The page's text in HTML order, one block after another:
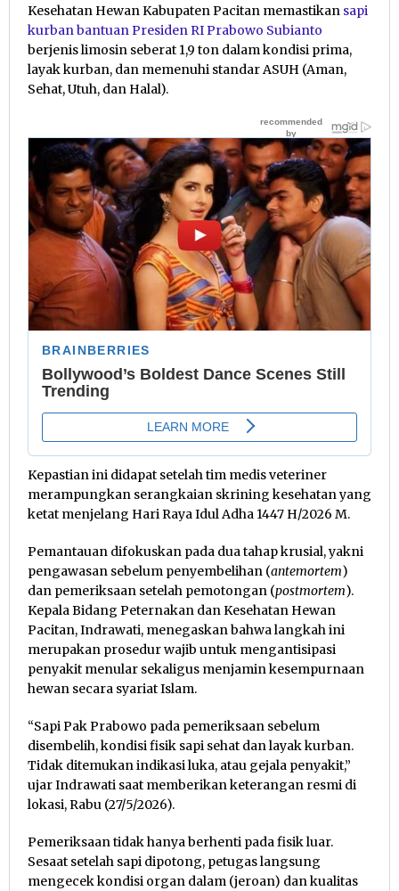
Kesehatan Hewan Kabupaten Pacitan memastikan sapi
kurban bantuan Presiden RI Prabowo Subianto
berjenis limosin seberat 1,9 ton dalam kondisi prima,
layak kurban, dan memenuhi standar ASUH (Aman,
Sehat, Utuh, dan Halal).
Kepastian ini didapat setelah tim medis veteriner
merampungkan serangkaian skrining kesehatan yang
ketat menjelang Hari Raya Idul Adha 1447 H/2026 M.
Pemantauan difokuskan pada dua tahap krusial, yakni
pengawasan sebelum penyembelihan (antemortem)
dan pemeriksaan setelah pemotongan (postmortem).
Kepala Bidang Peternakan dan Kesehatan Hewan
Pacitan, Indrawati, menegaskan bahwa langkah ini
merupakan prosedur wajib untuk mengantisipasi
penyakit menular sekaligus menjamin kesempurnaan
hewan secara syariat Islam.
“Sapi Pak Prabowo pada pemeriksaan sebelum
disembelih, kondisi fisik sapi sehat dan layak kurban.
Tidak ditemukan indikasi luka, atau gejala penyakit,”
ujar Indrawati saat memberikan keterangan resmi di
lokasi, Rabu (27/5/2026).
Pemeriksaan tidak hanya berhenti pada fisik luar.
Sesaat setelah sapi dipotong, petugas langsung
mengecek kondisi organ dalam (jeroan) dan kualitas